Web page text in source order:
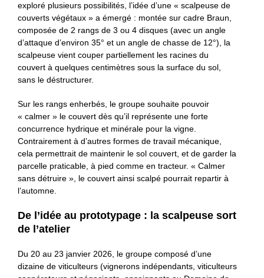
exploré plusieurs possibilités, l’idée d’une « scalpeuse de
couverts végétaux » a émergé : montée sur cadre Braun,
composée de 2 rangs de 3 ou 4 disques (avec un angle
d’attaque d’environ 35° et un angle de chasse de 12°), la
scalpeuse vient couper partiellement les racines du
couvert à quelques centimètres sous la surface du sol,
sans le déstructurer.
Sur les rangs enherbés, le groupe souhaite pouvoir
« calmer » le couvert dès qu’il représente une forte
concurrence hydrique et minérale pour la vigne.
Contrairement à d’autres formes de travail mécanique,
cela permettrait de maintenir le sol couvert, et de garder la
parcelle praticable, à pied comme en tracteur. « Calmer
sans détruire », le couvert ainsi scalpé pourrait repartir à
l’automne.
De l’idée au prototypage : la scalpeuse sort
de l’atelier
Du 20 au 23 janvier 2026, le groupe composé d’une
dizaine de viticulteurs (vignerons indépendants, viticulteurs